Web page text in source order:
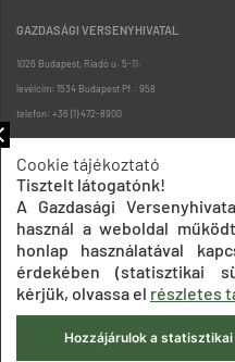
GAZDASÁGI VERSENYHIVATAL
1026 Budapest, Riadó u. 5-11.
levélcím: 1534 Budapest Pf.: 958
telefon: +36 (1) 472-8900
Impresszum Adatkezelési
Cookie tájékoztató
Tisztelt látogatónk!
A Gazdasági
használ a weboldal
honlap használatával
érdekében (statisztikai
kérjük, olvassa el részletes
Hozzájárulok a